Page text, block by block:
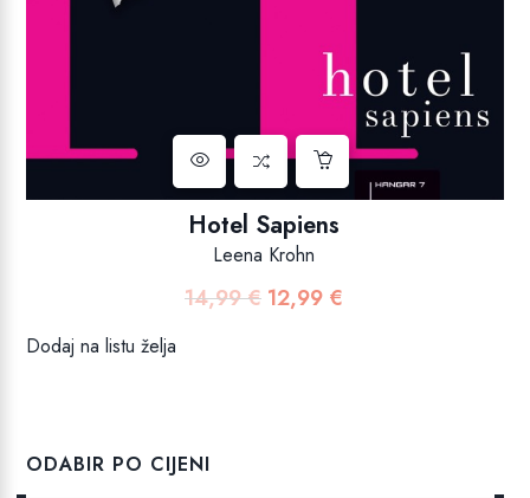
Hotel Sapiens
Leena Krohn
14,99€ Izvorna
12,99 €
Dodaj na listu želja
ODABIR PO CIJENI